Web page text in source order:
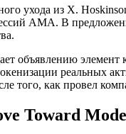
ухода из X.
AMA. В
объявлению элемент
реальных
того, как провел
Toward